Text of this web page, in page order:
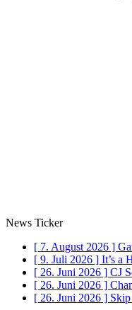
News Ticker
[ 7. August 2026 ]
[ 9. Juli 2026 ] It’s a
[ 26. Juni 2026 ] CJ
[ 26. Juni 2026 ]
[ 26. Juni 2026 ]